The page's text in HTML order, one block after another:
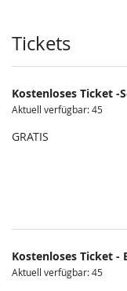
Produkte
Tickets
Kostenloses Ticket -
Aktuell verfügbar: 45
GRATIS
Kostenloses Ticket
Aktuell verfügbar: 45